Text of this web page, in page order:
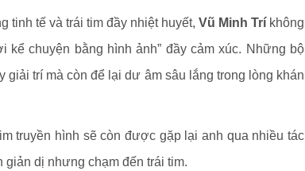
tinh tế và trái tim đầy nhiệt huyết, Vũ Minh Trí không
kể chuyện bằng hình ảnh” đầy cảm xúc. Những bộ
giải trí mà còn để lại dư âm sâu lắng trong lòng khán
truyền hình sẽ còn được gặp lại anh qua nhiều tác
dị nhưng chạm đến trái tim.